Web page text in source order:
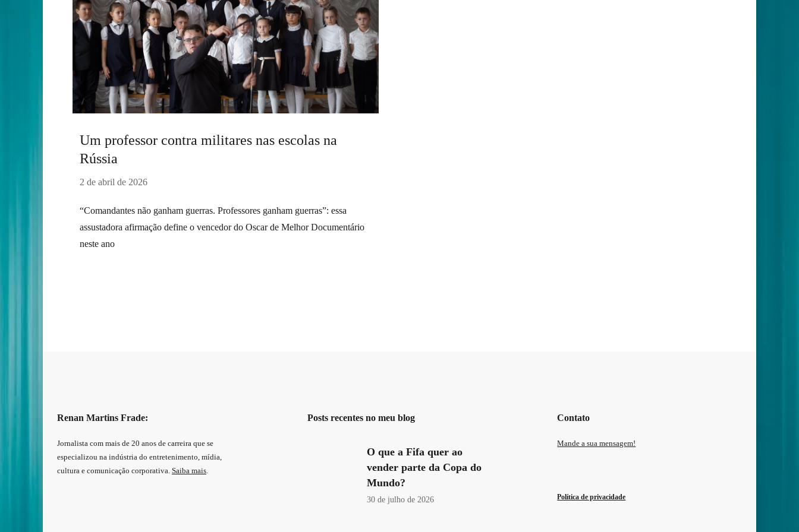
Um professor contra militares nas escolas na
Rússia
2 de abril de 2026
“Comandantes não ganham guerras. Professores ganham guerras”: essa
assustadora afirmação define o vencedor do Oscar de Melhor Documentário
neste ano
Renan Martins Frade:
Jornalista com mais de 20 anos de carreira que se
especializou na indústria do entretenimento, mídia,
cultura e comunicação corporativa. Saiba mais
Posts recentes no meu blog
O que a Fifa quer ao
vender parte da Copa do
Mundo?
30 de julho de 2026
Contato
Mande a sua mensagem!
Política de privacidade